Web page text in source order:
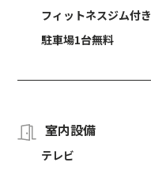
フィットネスジム付き
駐車場1台無料
室内設備
テレビ